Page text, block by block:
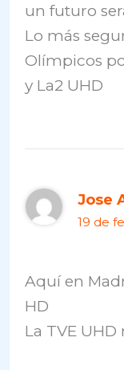
un futuro
Lo más
Olímpicos
y La2 UHD
Jose
19 de
Aquí en
HD
La TVE UHD